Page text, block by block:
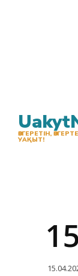
ӨЗГЕРЕТІН,
УАҚЫТ!